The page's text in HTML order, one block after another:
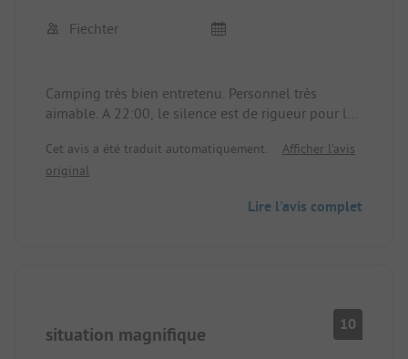
Fiechter
Camping très bien entretenu. Personnel très
aimable. A 22:00, le silence est de rigueur pour les
Cet avis a été traduit automatiquement.
Afficher l'avis
original
Lire l'avis complet
situation magnifique 10